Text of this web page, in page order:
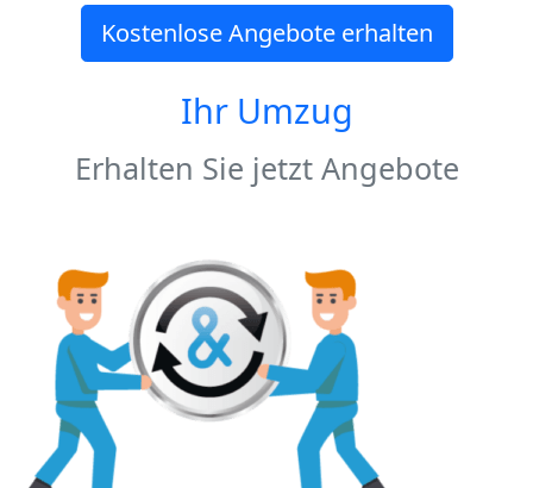
Kostenlose Angebote erhalten
Ihr Umzug
Erhalten Sie jetzt Angebote